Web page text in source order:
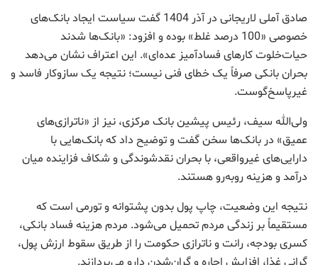
صادق آملی لاریجانی در آذر 1404 گفت سیاست ایجاد بانک‌های
خصوصی «100 درصد غلط» بوده و افزود: «بانک‌ها شدند
حیات‌خلوت کارهای فسادآمیز عده‌ای». این اعتراف نشان می‌دهد
بحران بانکی صرفاً یک خطای فنی نیست؛ نتیجه یک سازوکار فاسد و
غیرپاسخ‌گوست.
ولی‌الله سیف، رئیس پیشین بانک مرکزی، نیز از «ناترازی‌های
عمیق» در بانک‌ها سخن گفت و توضیح داد که بانک‌هایی با
دارایی‌های غیرواقعی، با بحران نقدشوندگی و شکاف فزاینده میان
درآمد و هزینه روبه‌رو هستند.
نتیجه این وضعیت، چاپ پول بدون پشتوانه و تورمی است که
مستقیماً بر زندگی مردم تحمیل می‌شود. مردم هزینه فساد بانکی،
کسری بودجه، رانت و ناترازی حکومت را از طریق سقوط ارزش پول،